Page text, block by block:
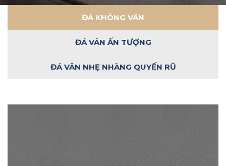
ĐÁ KHÔNG VÂN
ĐÁ VÂN ẤN TƯỢNG
ĐÁ VÂN NHẸ NHÀNG QUYẾN RŨ